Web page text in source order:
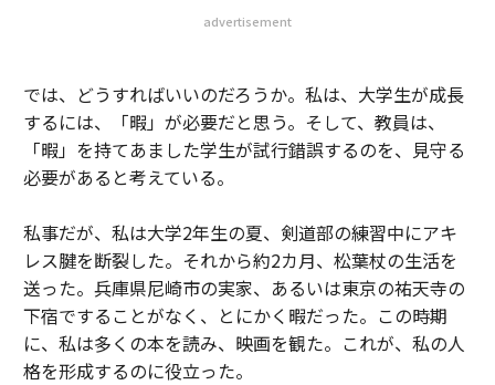
advertisement
では、どうすればいいのだろうか。私は、大学生が成長
するには、「暇」が必要だと思う。そして、教員は、
「暇」を持てあました学生が試行錯誤するのを、見守る
必要があると考えている。
私事だが、私は大学2年生の夏、剣道部の練習中にアキ
レス腱を断裂した。それから約2カ月、松葉杖の生活を
送った。兵庫県尼崎市の実家、あるいは東京の祐天寺の
下宿ですることがなく、とにかく暇だった。この時期
に、私は多くの本を読み、映画を観た。これが、私の人
格を形成するのに役立った。